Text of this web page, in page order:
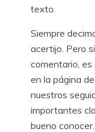
texto.
Siempre
acertijo. Pero
comentario, es
en la página
nuestros
importantes
bueno